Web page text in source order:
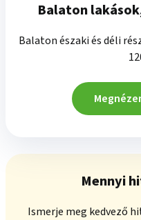
Balaton
Balaton északi és déli
Mennyi
Ismerje meg kedvező